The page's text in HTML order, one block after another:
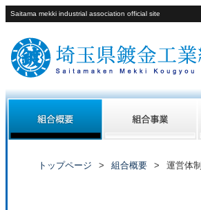
Saitama mekki industrial association official site
トップページ 組合概要 運営体制